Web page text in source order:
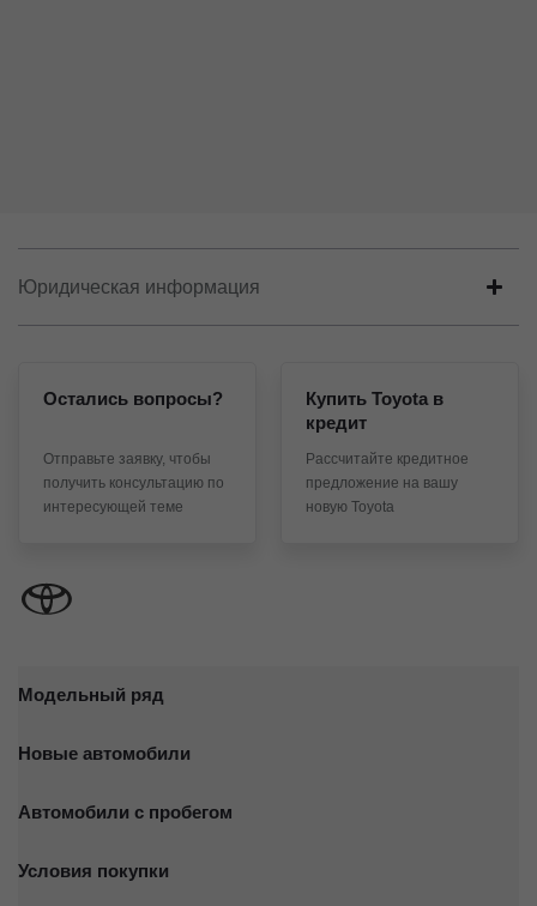
Юридическая информация
Остались вопросы?
Отправьте заявку, чтобы
получить консультацию по
интересующей теме
Купить Toyota в
кредит
Рассчитайте кредитное
предложение на вашу
новую Toyota
Модельный ряд
Новые автомобили
Автомобили с пробегом
Условия покупки